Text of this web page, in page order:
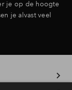
je op de hoogte
je alvast veel